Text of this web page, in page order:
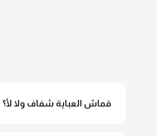
قماش العباية شفاف ولا لأ؟